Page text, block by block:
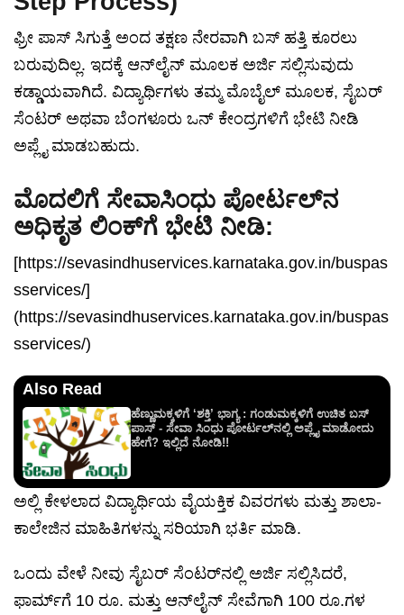
ಫ್ರೀ ಪಾಸ್ ಸಿಗುತ್ತೆ ಅಂದ ತಕ್ಷಣ ನೇರವಾಗಿ ಬಸ್ ಹತ್ತಿ ಕೂರಲು
ಬರುವುದಿಲ್ಲ. ಇದಕ್ಕೆ ಆನ್‌ಲೈನ್ ಮೂಲಕ ಅರ್ಜಿ ಸಲ್ಲಿಸುವುದು
ಕಡ್ಡಾಯವಾಗಿದೆ. ವಿದ್ಯಾರ್ಥಿಗಳು ತಮ್ಮ ಮೊಬೈಲ್ ಮೂಲಕ, ಸೈಬರ್
ಸೆಂಟರ್ ಅಥವಾ ಬೆಂಗಳೂರು ಒನ್ ಕೇಂದ್ರಗಳಿಗೆ ಭೇಟಿ ನೀಡಿ
ಅಪ್ಲೈ ಮಾಡಬಹುದು.
ಮೊದಲಿಗೆ ಸೇವಾಸಿಂಧು ಪೋರ್ಟಲ್‌ನ
ಅಧಿಕೃತ ಲಿಂಕ್‌ಗೆ ಭೇಟಿ ನೀಡಿ:
[https://sevasindhuservices.karnataka.gov.in/buspas
sservices/]
(https://sevasindhuservices.karnataka.gov.in/buspas
sservices/)
Also Read
ಹೆಣ್ಣುಮಕ್ಕಳಿಗೆ ‘ಶಕ್ತಿ’ ಭಾಗ್ಯ : ಗಂಡುಮಕ್ಕಳಿಗೆ ಉಚಿತ ಬಸ್
ಪಾಸ್ - ಸೇವಾ ಸಿಂಧು ಪೋರ್ಟಲ್‌ನಲ್ಲಿ ಅಪ್ಲೈ ಮಾಡೋದು
ಹೇಗೆ? ಇಲ್ಲಿದೆ ನೋಡಿ!!
ಅಲ್ಲಿ ಕೇಳಲಾದ ವಿದ್ಯಾರ್ಥಿಯ ವೈಯಕ್ತಿಕ ವಿವರಗಳು ಮತ್ತು ಶಾಲಾ-
ಕಾಲೇಜಿನ ಮಾಹಿತಿಗಳನ್ನು ಸರಿಯಾಗಿ ಭರ್ತಿ ಮಾಡಿ.
ಒಂದು ವೇಳೆ ನೀವು ಸೈಬರ್ ಸೆಂಟರ್‌ನಲ್ಲಿ ಅರ್ಜಿ ಸಲ್ಲಿಸಿದರೆ,
ಫಾರ್ಮ್‌ಗೆ 10 ರೂ. ಮತ್ತು ಆನ್‌ಲೈನ್ ಸೇವೆಗಾಗಿ 100 ರೂ.ಗಳ